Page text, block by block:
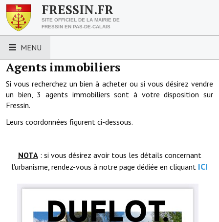
FRESSIN.FR
SITE OFFICIEL DE LA MAIRIE DE
FRESSIN EN PAS-DE-CALAIS
MENU
LES ESSENTIELS
Découvrez Fressin
Nous contacter
ACCÈS RAPIDE
Agents immobiliers
Si vous recherchez un bien à acheter ou si vous désirez vendre
un bien, 3 agents immobiliers sont à votre disposition sur
Fressin.
Leurs coordonnées figurent ci-dessous.
NOTA: si vous désirez avoir tous les détails concernant
l'urbanisme, rendez-vous à notre page dédiée en cliquant ICI